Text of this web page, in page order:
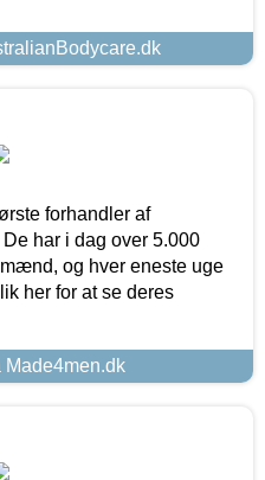
forhandler af
har i dag over 5.000
og hver eneste uge
her for at se deres
Made4men.dk